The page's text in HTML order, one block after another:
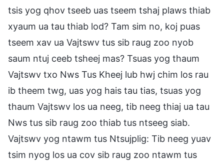
tsis yog qhov tseeb uas tseem tshaj plaws thiab
xyaum ua tau thiab lod? Tam sim no, koj puas
tseem xav ua Vajtswv tus sib raug zoo nyob
saum ntuj ceeb tsheej mas? Tsuas yog thaum
Vajtswv txo Nws Tus Kheej lub hwj chim los rau
ib theem twg, uas yog hais tau tias, tsuas yog
thaum Vajtswv los ua neeg, tib neeg thiaj ua tau
Nws tus sib raug zoo thiab tus ntseeg siab.
Vajtswv yog ntawm tus Ntsujplig: Tib neeg yuav
tsim nyog los ua cov sib raug zoo ntawm tus